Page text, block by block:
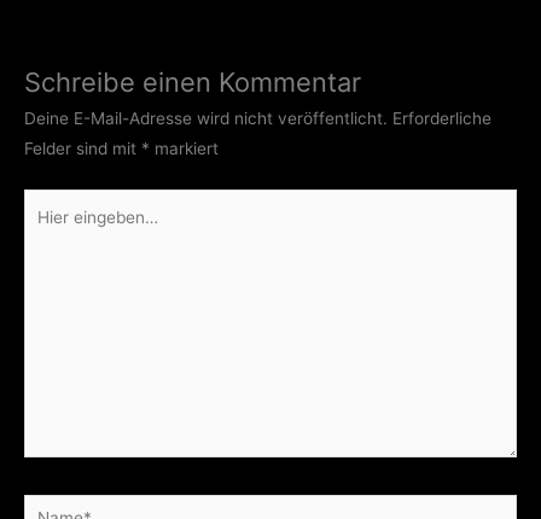
Schreibe einen Kommentar
Deine E-Mail-Adresse wird nicht veröffentlicht. Erforderliche
Felder sind mit * markiert
eingeben…
Name*